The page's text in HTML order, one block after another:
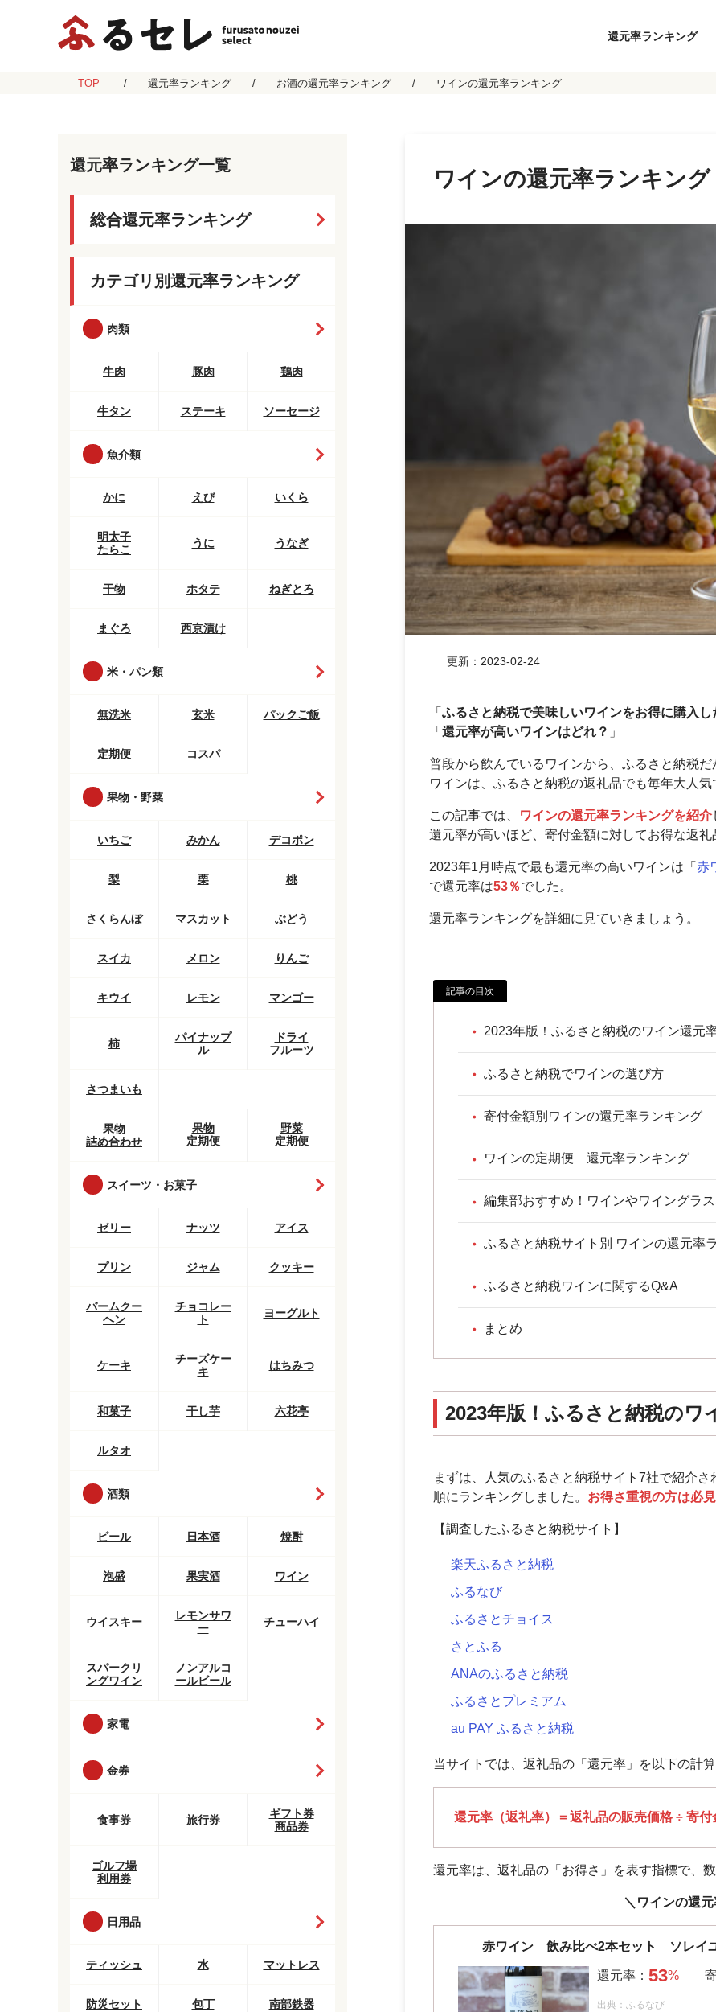
還元率ランキング
TOP 還元率ランキング お酒の還元率ランキング ワインの還元率ランキング
ワインの還元率ランキン
更新： 2023-02-24
「 ふるさと納税で美味しいワインをお得に購入し
「 還元率が高いワインはどれ？ 」
普段から飲んでいるワインから、ふるさと納税
ワインは、ふるさと納税の返礼品でも毎年大人気
この記事では、 ワインの還元率ランキングを紹介
還元率が高いほど、寄付金額に対してお得な返礼
2023年1月時点で最も還元率の高いワインは「 赤
で還元率は53％でした。
還元率ランキングを詳細に見ていきましょう。
記事の目次
2023年版！ふるさと納税のワイン還元
ふるさと納税でワインの選び方
寄付金額別ワインの還元率ランキング
ワインの定期便 還元率ランキング
編集部おすすめ！ワインやワイングラ
ふるさと納税サイト別 ワインの還元率
ふるさと納税ワインに関するQ&A
まとめ
2023年版！ふるさと納税のワ
まずは、人気のふるさと納税サイト7社で紹介
順にランキングしました。 お得さ重視の方は必見
【調査したふるさと納税サイト】
楽天ふるさと納税
ふるなび
ふるさとチョイス
さとふる
ANAのふるさと納税
ふるさとプレミアム
au PAY ふるさと納税
当サイトでは、返礼品の「還元率」を以下の計
還元率（返礼率）＝返礼品の販売価格 ÷ 寄付
還元率は、返礼品の「お得さ」を表す指標で、
＼ワインの還
赤ワイン 飲み比べ2本セット ソレイ
53
出典：ふるなび
還元率ランキング一覧
総合還元率ランキング
カテゴリ別還元率ランキング
肉類
牛肉 豚肉 鶏肉
牛タン ステーキ ソーセージ
魚介類
かに えび いくら
明太子
たらこ
うに うなぎ
干物 ホタテ ねぎとろ
まぐろ 西京漬け
米・パン類
無洗米 玄米 パックご飯
定期便 コスパ
果物・野菜
いちご みかん デコポン
梨 栗 桃
さくらんぼ マスカット ぶどう
スイカ メロン りんご
キウイ レモン マンゴー
柿
パイナップ
ル
ドライ
フルーツ
さつまいも
果物
詰め合わせ
果物
定期便
野菜
定期便
スイーツ・お菓子
ゼリー ナッツ アイス
プリン ジャム クッキー
バームクー
ヘン
チョコレー
ト
ヨーグルト
ケーキ
チーズケー
キ
はちみつ
和菓子 干し芋 六花亭
ルタオ
酒類
ビール 日本酒 焼酎
泡盛 果実酒 ワイン
ウイスキー
レモンサワ
ー
チューハイ
スパークリ
ングワイン
ノンアルコ
ールビール
家電
金券
食事券 旅行券
ギフト券
商品券
ゴルフ場
利用券
日用品
ティッシュ 水 マットレス
防災セット 包丁 南部鉄器